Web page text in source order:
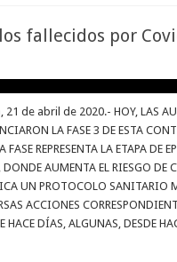
fallecidos por
21 de abril de 2020.- HOY, LAS
LA FASE 3 DE ESTA
FASE REPRESENTA LA ETAPA DE
DONDE AUMENTA EL RIESGO DE
UN PROTOCOLO SANITARIO
ACCIONES
HACE DÍAS, ALGUNAS, DESDE